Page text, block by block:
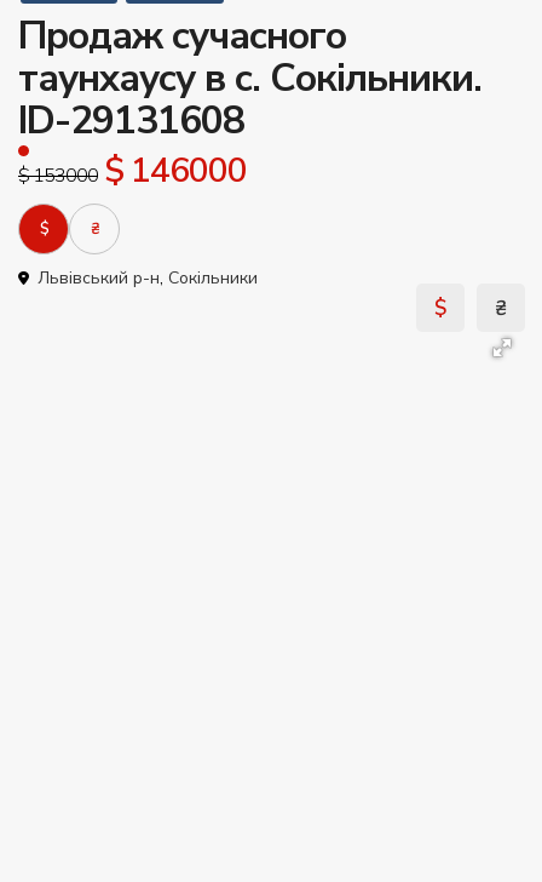
Продаж сучасного
таунхаусу в с. Сокільники.
ID-29131608
$ 153000 $ 146000
$ ₴
Львівський р-н, Сокільники
$ ₴